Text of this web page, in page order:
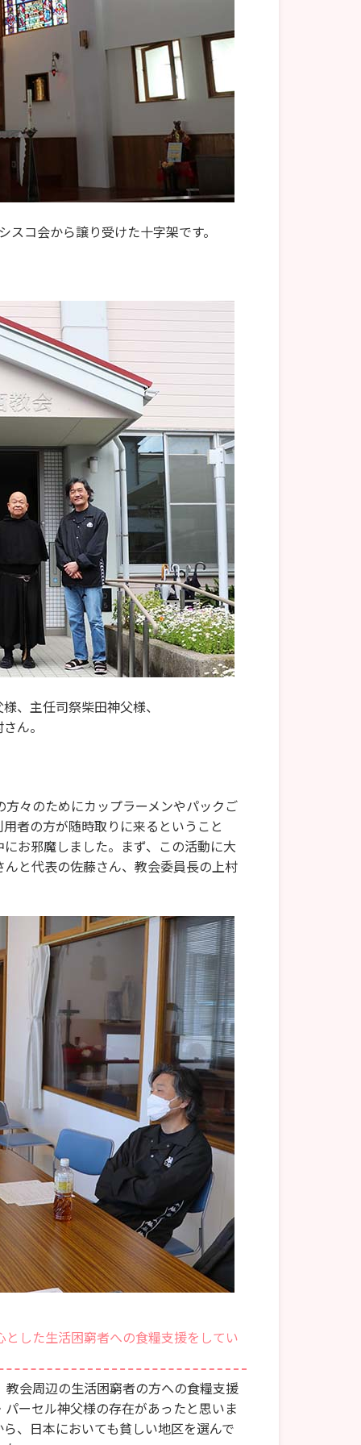
コ会から譲り受けた十字架です。
、主任司祭柴田神父様、
ん。
々のためにカップラーメンやパックご
者の方が随時取りに来るということ
お邪魔しました。まず、この活動に大
と代表の佐藤さん、教会委員長の上村
した生活困窮者への食糧支援をしてい
会周辺の生活困窮者の方への食糧支援
ーセル神父様の存在があったと思いま
、日本においても貧しい地区を選んで